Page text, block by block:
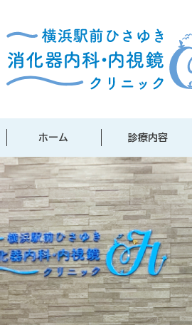
ホーム 診療内容